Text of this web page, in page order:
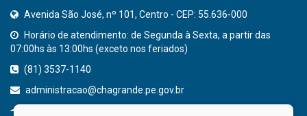
Avenida São José, nº 101, Centro - CEP: 55.636-000
Horário de atendimento: de Segunda à Sexta, a partir das
07:00hs às 13:00hs (exceto nos feriados)
(81) 3537-1140
administracao@chagrande.pe.gov.br